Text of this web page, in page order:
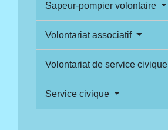
Sapeur-pompier volontaire
Volontariat associatif
Volontariat de service civique
Service civique